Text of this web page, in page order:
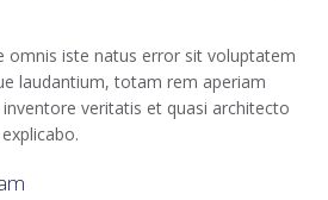
omnis iste natus error sit voluptatem
laudantium, totam rem aperiam
veritatis et quasi architecto